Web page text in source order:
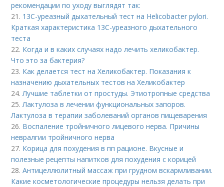
рекомендации по уходу выглядят так:
21. 13С-уреазный дыхательный тест на Helicobacter pylori.
Краткая характеристика 13С-уреазного дыхательного
теста
22. Когда и в каких случаях надо лечить хеликобактер.
Что это за бактерия?
23. Как делается тест на Хеликобактер. Показания к
назначению дыхательных тестов на Хеликобактер
24.Лучшие таблетки от простуды. Этиотропные средства
25.Лактулоза в лечении функциональных запоров.
Лактулоза в терапии заболеваний органов пищеварения
26. Воспаление тройничного лицевого нерва. Причины
невралгии тройничного нерва
27. Корица для похудения в пп рационе. Вкусные и
полезные рецепты напитков для похудения с корицей
28.Антицеллюлитный массаж при грудном вскармливании.
Какие косметологические процедуры нельзя делать при